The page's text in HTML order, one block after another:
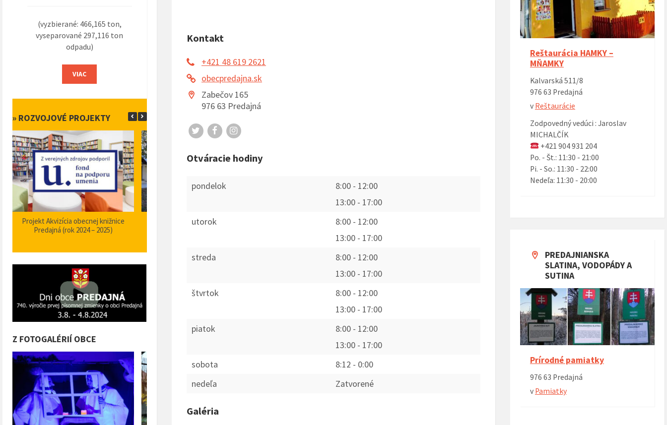
Kontakt
+421 48 619 2621
obecpredajna.sk
Zabečov 165
976 63 Predajná
TwitterFacebookInstagram
Otváracie hodiny
pondelok 8:00 - 12:00
13:00 - 17:00
utorok
8:00 - 12:00
13:00 - 17:00
streda
8:00 - 12:00
13:00 - 17:00
štvrtok
8:00 - 12:00
13:00 - 17:00
piatok
8:00 - 12:00
13:00 - 17:00
sobota
8:12 - 0:00
nedeľa
Zatvorené
Galéria
(vyzbierané: 466,165 ton,
vyseparované 297,116 ton
odpadu)
VIAC
» ROZVOJOVÉ PROJEKTY
Zabezpečenie zvýšenia bezpečnosti a
plynulosti premávky – I/66 Predajná
Projekt Podpora opatrení k zvyšovaniu
Nové autobusové zastávky I/66 (rok
Z FOTOGALÉRIÍ OBCE
Reštaurácia HAMKY –
MŇAMKY
Kalvarská 511/8
976 63 Predajná
v Reštaurácie
Zodpovedný vedúci : Jaroslav
MICHALČÍK
+421 904 931 204
Po. - Št.: 11:30 - 21:00
Pi. - So.: 11:30 - 22:00
Nedeľa: 11:30 - 20:00
PREDAJNIANSKA
SLATINA, VODOPÁDY A
SUTINA
Prírodné pamiatky
976 63 Predajná
v Pamiatky